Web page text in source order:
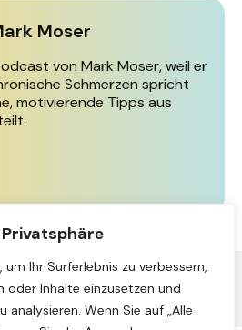
Ihr Surferlebnis zu verbessern,
oder Inhalte einzusetzen und
analysieren. Wenn Sie auf „Alle
Moser
von Mark Moser, weil er
Schmerzen spricht
motivierende Tipps aus